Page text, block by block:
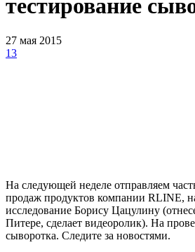
тестирование
27 мая 2015
13
На следующей неделе отправляем
продаж продуктов компании RLINE,
исследование Борису Цацулину
Питере, сделает видеоролик). На
сыворотка. Следите за новостями.